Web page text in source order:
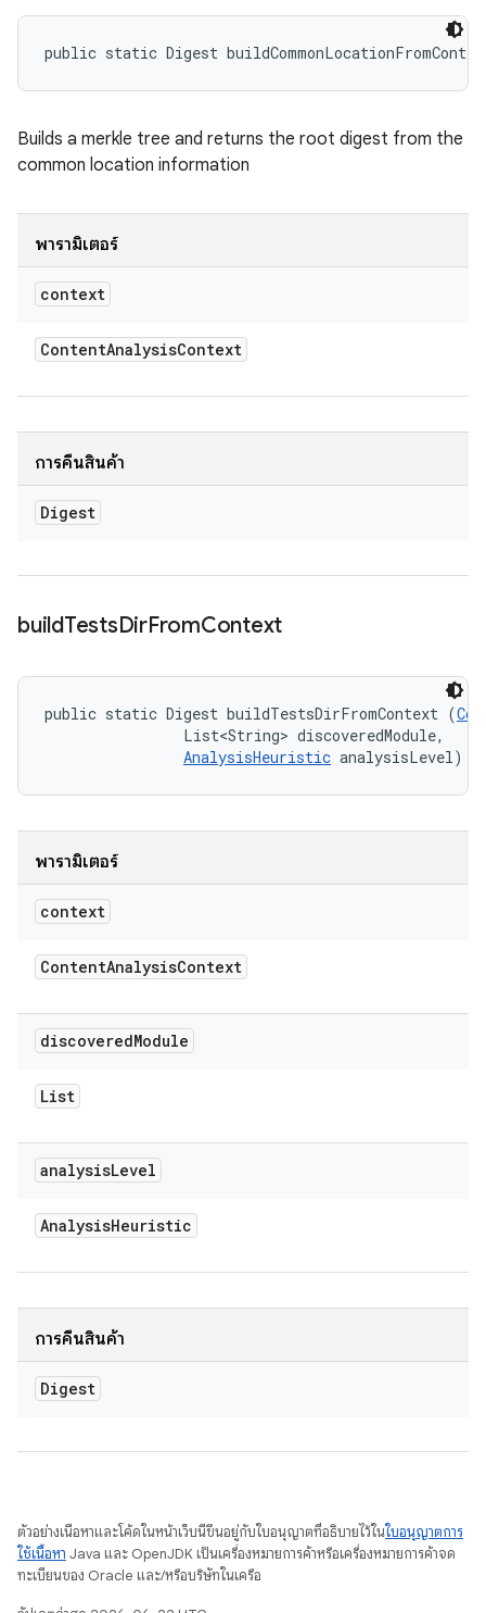
public static Digest
Builds a merkle tree and returns the root digest from the
common location information
พารามิเตอร์
context
ContentAnalysisContext
การคืนสินค้า
Digest
buildTestsDirFromContext
public static Digest buildTestsDirFromContext (
                List<String> discoveredModule,
AnalysisHeuristic analysisLevel)
พารามิเตอร์
context
ContentAnalysisContext
discoveredModule
List
analysisLevel
AnalysisHeuristic
การคืนสินค้า
Digest
ตัวอย่างเนื้อหาและโค้ดในหน้าเว็บนี้ขึ้นอยู่กับใบอนุญาตที่อธิบายไว้ในใบอนุญาตการ
ใช้เนื้อหา Java และ OpenJDK เป็นเครื่องหมายการค้าหรือเครื่องหมายการค้าจด
ทะเบียนของ Oracle และ/หรือบริษัทในเครือ